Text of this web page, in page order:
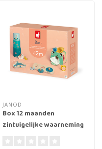
JANOD
Box 12 maanden
zintuigelijke waarneming